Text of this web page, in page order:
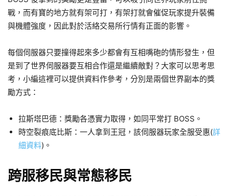
戰，而有寶的地方就有架可打，有架打就會催促玩家提升裝備
與機體強度，因此對於活絡交易所行情有正面的影響。
每個伺服器只要撞得起來多少都會有互相嘴砲的情形發生，但
是到了世界伺服器要互相合作還是繼續敵對？大家可以思考思
考，小編這裡可以提供資料作參考，分別是兩個世界副本的獎
勵方式：
拉斯塔巴德：獎勵各憑實力取得，如同平常打 BOSS。
時空裂痕底比斯：一人拿到王冠，該伺服器玩家全服受惠(詳
細資料)。
跨服移民與常態移民